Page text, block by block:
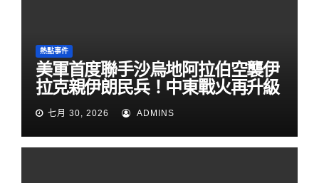
熱點事件
美軍首度聯手沙烏地阿拉伯空襲伊
拉克親伊朗民兵！中東戰火再升級
七月 30, 2026 ADMINS